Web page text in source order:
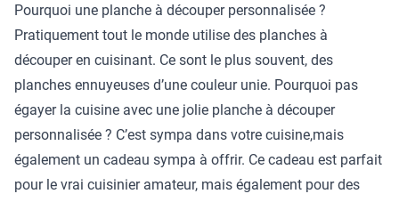
Pourquoi une planche à découper personnalisée ?
Pratiquement tout le monde utilise des planches à
découper en cuisinant. Ce sont le plus souvent, des
planches ennuyeuses d’une couleur unie. Pourquoi pas
égayer la cuisine avec une jolie planche à découper
personnalisée ? C’est sympa dans votre cuisine,mais
également un cadeau sympa à offrir. Ce cadeau est parfait
pour le vrai cuisinier amateur, mais également pour des